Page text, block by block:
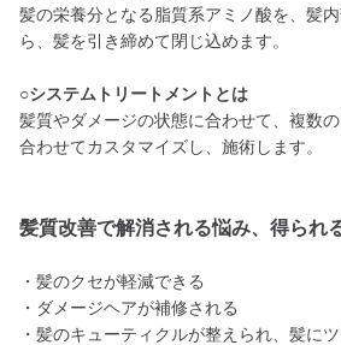
髪の栄養分となる脂質系アミノ酸を、髪
ら、髪を引き締めて閉じ込めます。
○システムトリートメントとは
髪質やダメージの状態に合わせて、複数
合わせてカスタマイズし、施術します。
髪質改善で解消される悩み、得られ
・髪のクセが軽減できる
・ダメージヘアが補修される
・髪のキューティクルが整えられ、髪に